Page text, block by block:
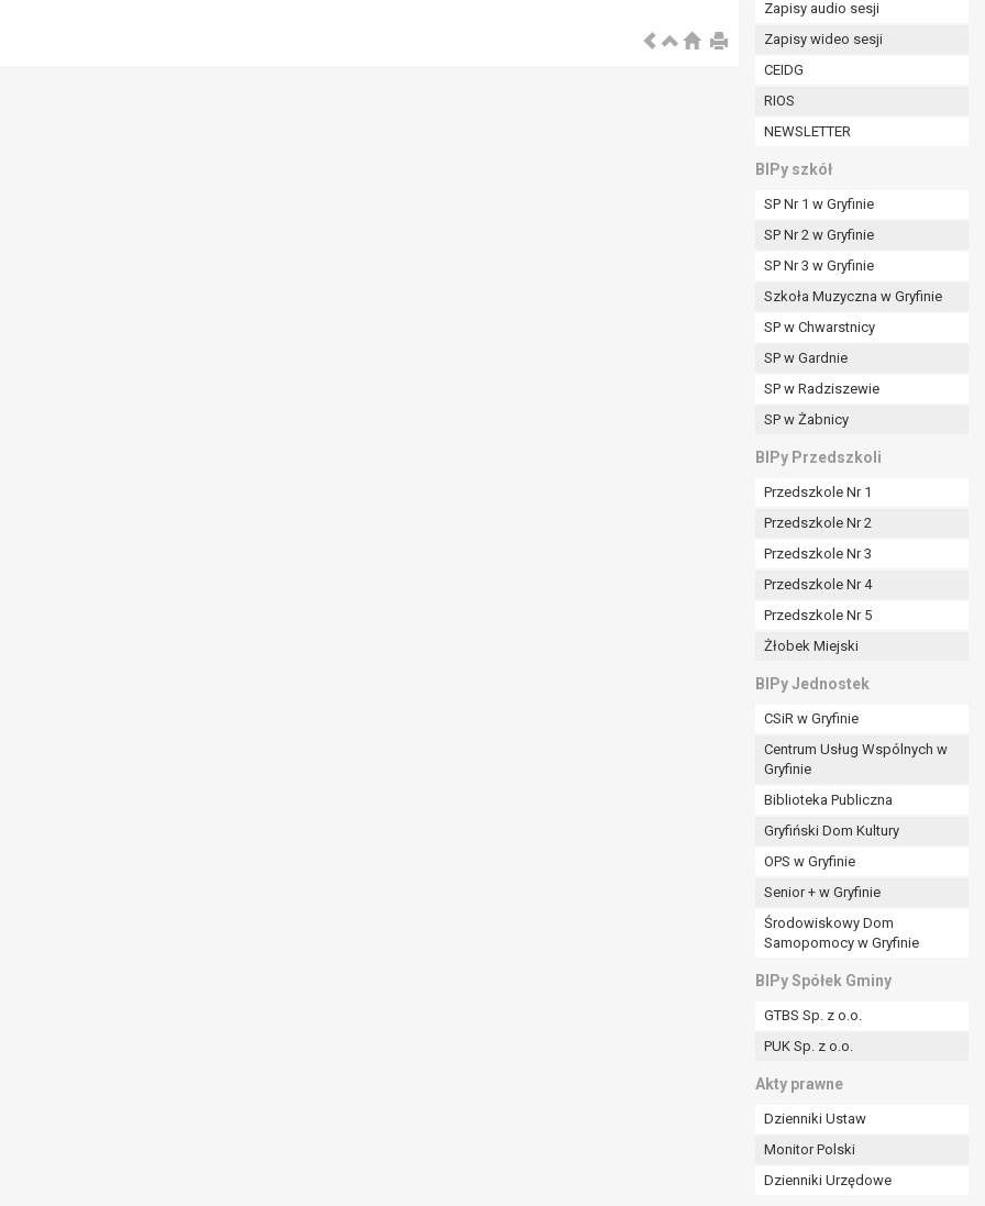
Zapisy audio sesji
Zapisy wideo sesji
CEIDG
RIOS
NEWSLETTER
BIPy szkół
SP Nr 1 w Gryfinie
SP Nr 2 w Gryfinie
SP Nr 3 w Gryfinie
Szkoła Muzyczna w Gryfinie
SP w Chwarstnicy
SP w Gardnie
SP w Radziszewie
SP w Żabnicy
BIPy Przedszkoli
Przedszkole Nr 1
Przedszkole Nr 2
Przedszkole Nr 3
Przedszkole Nr 4
Przedszkole Nr 5
Żłobek Miejski
BIPy Jednostek
CSiR w Gryfinie
Centrum Usług Wspólnych w
Gryfinie
Biblioteka Publiczna
Gryfiński Dom Kultury
OPS w Gryfinie
Senior + w Gryfinie
Środowiskowy Dom
Samopomocy w Gryfinie
BIPy Spółek Gminy
GTBS Sp. z o.o.
PUK Sp. z o.o.
Akty prawne
Dzienniki Ustaw
Monitor Polski
Dzienniki Urzędowe
administratora na podstawie zawartej z nim umowy powierzenia przetwarzania danych osobowych;
niezbędny do realizacji celu dla jakiego zostały zebrane oraz zgodnie z terminami archiwizacji określonymi przez
zgody osoby, której dane dotyczą przetwarzanie odbywa się do czasu wycofania tej zgody.
zawarcia i realizacji umowy przetwarzanie odbywa się przez okres niezbędny do realizacji zawartej umowy, a po tym
dla zabezpieczenia ewentualnych roszczeń, a w przypadku wyrażenia zgody na przetwarzanie danych po zakończeniu i
od momentu pozyskania przechowywane są przez okres wynikający z umowy o dofinansowanie zawartej między
i konieczności zachowania dokumentacji projektu do celów kontrolnych.
osobowych przysługuje Pani/Panu:
ich kopii na podstawie art. 15 RODO;
art. 16 RODO,
prawo do bycia zapomnianym) na podstawie art. 17 RODO, w przypadku gdy:
były zebrane lub w inny sposób przetwarzane,
na przetwarzanie danych osobowych, która jest podstawą przetwarzania danych i nie ma innej podstawy prawnej
z prawem,
się z obowiązku wynikającego z przepisów prawa;
danych osobowych – na okres pozwalający administratorowi sprawdzić prawidłowość tych danych,
celów, ale osoba, której dane dotyczą, potrzebuje ich do ustalenia, obrony lub dochodzenia roszczeń,
wobec przetwarzania danych - do czasu ustalenia czy prawnie uzasadnione podstawy po stronie administratora są
RODO, w przypadku gdy łącznie spełnione są następujące przesłanki:
umowy zawartej z osobą, której dane dotyczą lub na podstawie zgody wyrażonej przez tą osobę,
art. 21 RODO, wobec przetwarzania danych osobowych, którego podstawą prawną jest:
z prawnie uzasadnionych interesów realizowanych przez administratora lub przez stronę trzecią.
W razie wniesienia sprzeciwu, administrator nie może już przetwarzać tych danych osobowych, chyba że wykaże
do przetwarzania, nadrzędnych wobec interesów, praw i wolności osoby, której dane dotyczą, lub podstaw do
się na podstawie zgody osoby na przetwarzanie danych osobowych (art. 6 ust. 1 lit a RODO), przysługuje Pani/Panu
to nie ma wpływu na zgodność przetwarzania, którego dokonano na podstawie zgody przed jej cofnięciem.
nadzorczego na niezgodne z prawem przetwarzanie Pani/Pana danych osobowych przez administratora.
Ochrony Danych Osobowych.
podanie danych osobowych jest dobrowolne albo jest wymogiem ustawowym lub umownym.
podejmowaniu decyzji, w tym również profilowaniu.